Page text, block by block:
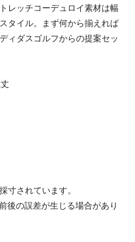
レッチコーデュロイ素材は幅
タイル。まず何から揃えれば
ィダスゴルフからの提案セッ
寸されています。
後の誤差が生じる場合があり